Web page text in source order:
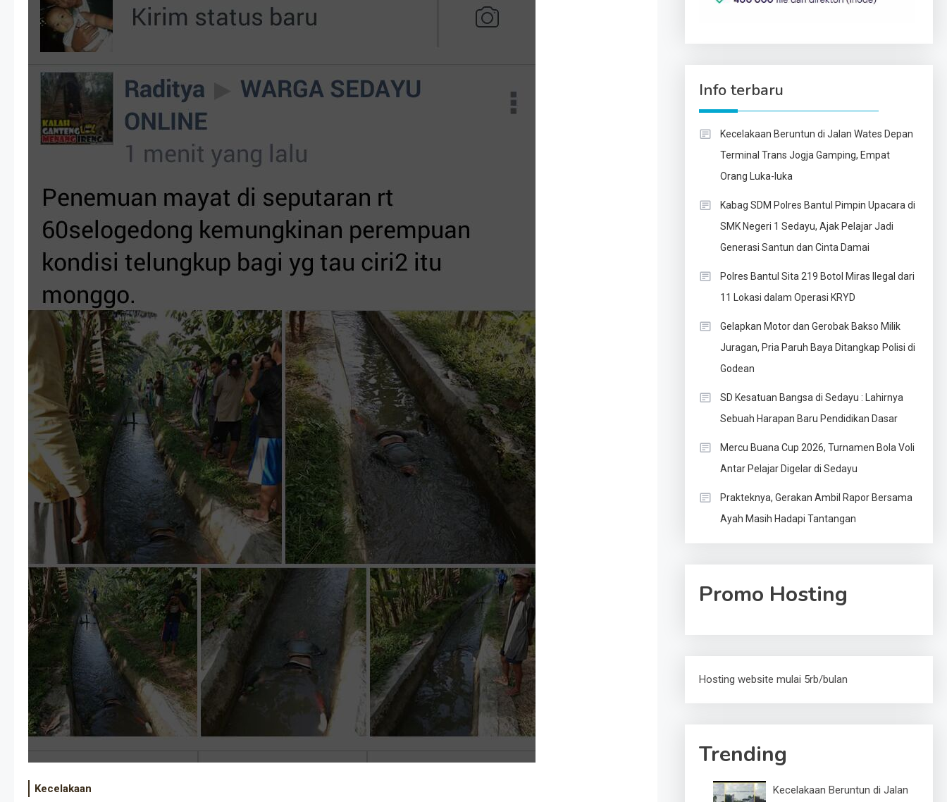
Kecelakaan
Info terbaru
Kecelakaan Beruntun di Jalan Wates Depan
Terminal Trans Jogja Gamping, Empat
Orang Luka-luka
Kabag SDM Polres Bantul Pimpin Upacara di
SMK Negeri 1 Sedayu, Ajak Pelajar Jadi
Generasi Santun dan Cinta Damai
Polres Bantul Sita 219 Botol Miras Ilegal dari
11 Lokasi dalam Operasi KRYD
Gelapkan Motor dan Gerobak Bakso Milik
Juragan, Pria Paruh Baya Ditangkap Polisi di
Godean
SD Kesatuan Bangsa di Sedayu : Lahirnya
Sebuah Harapan Baru Pendidikan Dasar
Mercu Buana Cup 2026, Turnamen Bola Voli
Antar Pelajar Digelar di Sedayu
Prakteknya, Gerakan Ambil Rapor Bersama
Ayah Masih Hadapi Tantangan
Promo Hosting
Hosting website mulai 5rb/bulan
Trending
Kecelakaan Beruntun di Jalan